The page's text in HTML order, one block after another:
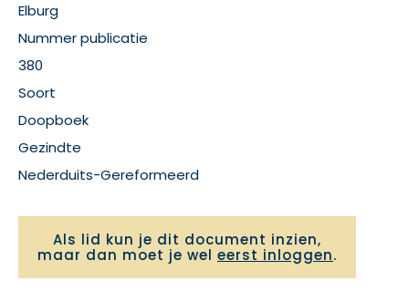
Elburg
Nummer publicatie
380
Soort
Doopboek
Gezindte
Nederduits-Gereformeerd
Als lid kun je dit document inzien,
maar dan moet je wel eerst inloggen.